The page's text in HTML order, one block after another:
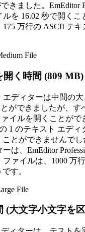
きました。EmEditor
を 16.02 秒で開く
175 万行の ASCII テ
開く時間 (809 MB)
エディターは中間の
ができましたが、す
イルを開くことがで
1 のテキスト エディ
ことができませんで
は、EmEditor
ァイルは、1000 万
す。
(大文字小文字を